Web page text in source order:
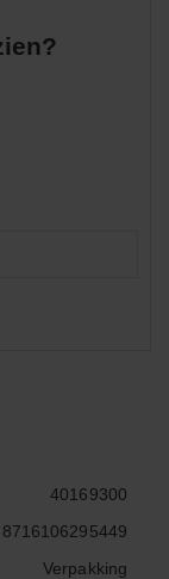
40169300
8716106295449
Verpakking